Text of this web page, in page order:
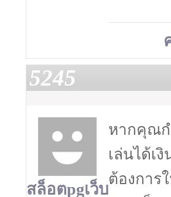
5245
สล็อตpgเว็บ
หากคุณก
เล่นได้เ
ต้องการ